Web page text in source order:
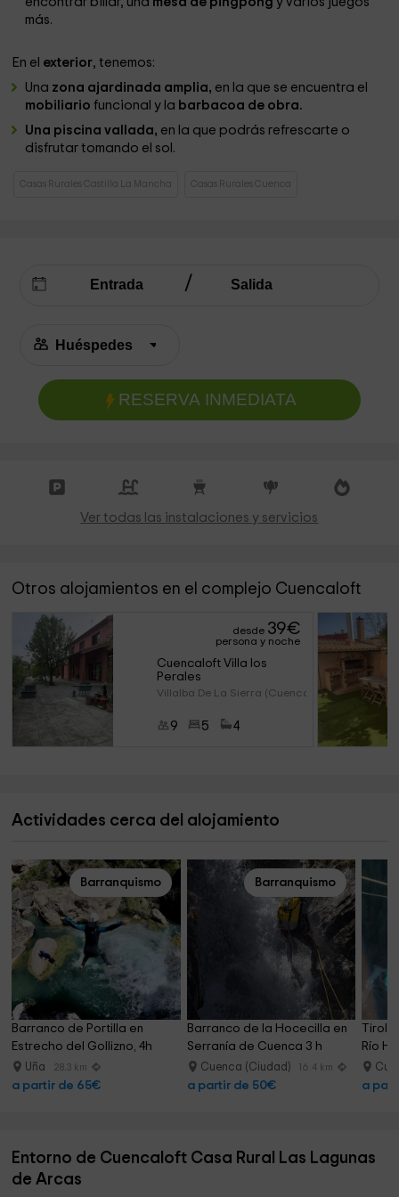
más.
En el exterior, tenemos:
Una zona ajardinada amplia, en la que se encuentra el
mobiliariofuncional y la barbacoa de obra.
Una piscina vallada, en la que podrás refrescarte o
disfrutar tomando el sol.
Casas Rurales Castilla La Mancha Casas Rurales Cuenca
RESERVA INMEDIATA
Ver todas las instalaciones y servicios
Otros alojamientos en el complejo Cuencaloft
desde 39€
persona y noche
Cuencaloft Villa los
Perales
Villalba De La Sierra (Cuenca)
9 5 4
Actividades cerca del alojamiento
Barranquismo
Barranco de Portilla en
Estrecho del Gollizno, 4h
Uña 28.3 km
a partir de 65€
Barranquismo
Barranco de la Hocecilla en
Serranía de Cuenca 3 h
Cuenca (Ciudad) 16.4 km
a partir de 50€
Río
a
Entorno de Cuencaloft Casa Rural Las Lagunas
de Arcas